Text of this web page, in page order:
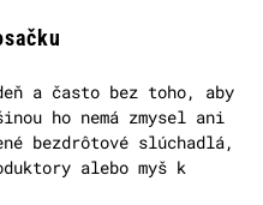
a často bez toho, aby
ho nemá zmysel ani
bezdrôtové slúchadlá,
alebo myš k